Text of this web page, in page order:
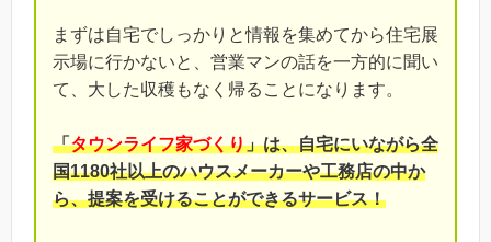
まずは自宅でしっかりと情報を集めてから住宅展
示場に行かないと、営業マンの話を一方的に聞い
て、大した収穫もなく帰ることになります。
「タウンライフ家づくり」は、自宅にいながら全
国1180社以上のハウスメーカーや工務店の中か
ら、提案を受けることができるサービス！